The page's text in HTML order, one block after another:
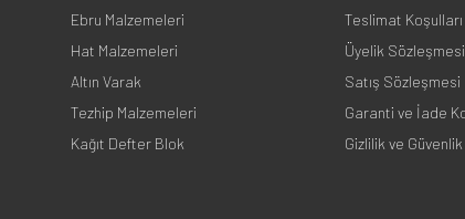
Ebru Malzemeleri
Hat Malzemeleri
Altın Varak
Tezhip Malzemeleri
Kağıt Defter Blok
Teslimat Koşulları
Üyelik Sözleşmesi
Satış Sözleşmesi
Garanti ve İade
Gizlilik ve Güvenlik